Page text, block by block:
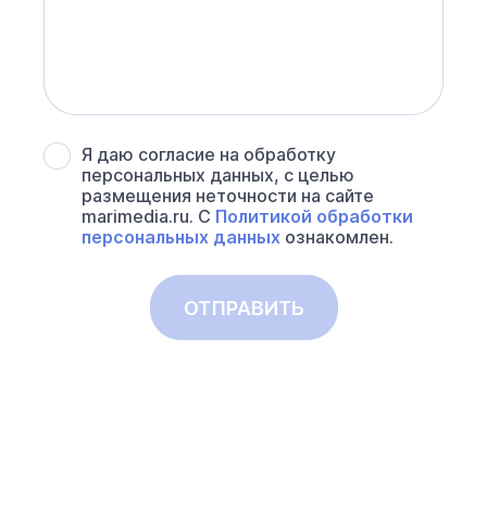
Я даю согласие на обработку
персональных данных, с целью
размещения неточности на сайте
marimedia.ru. С Политикой обработки
персональных данных ознакомлен.
ОТПРАВИТЬ